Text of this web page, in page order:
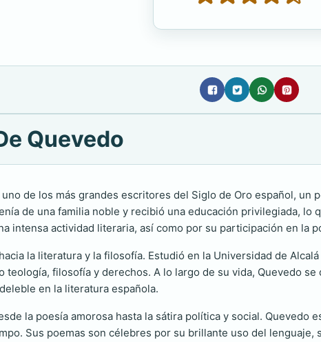
Quevedo
de los más grandes escritores del Siglo de Oro español,
de una familia noble y recibió una educación privilegiada,
intensa actividad literaria, así como por su participación en la
la literatura y la filosofía. Estudió en la Universidad de
filosofía y derechos. A lo largo de su vida, Quevedo
en la literatura española.
la poesía amorosa hasta la sátira política y social. Quevedo
Sus poemas son célebres por su brillante uso del